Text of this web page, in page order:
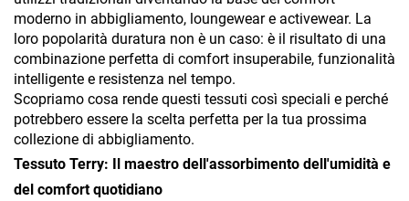
moderno in abbigliamento, loungewear e activewear. La
loro popolarità duratura non è un caso: è il risultato di una
combinazione perfetta di comfort insuperabile, funzionalità
intelligente e resistenza nel tempo.
Scopriamo cosa rende questi tessuti così speciali e perché
potrebbero essere la scelta perfetta per la tua prossima
collezione di abbigliamento.
Tessuto Terry: Il maestro dell'assorbimento dell'umidità e
del comfort quotidiano